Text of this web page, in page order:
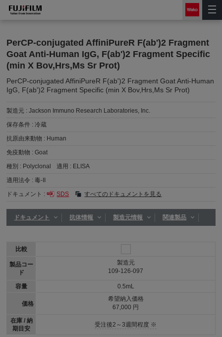
PerCP-conjugated AffiniPureR F(ab')2 Fragment
Goat Anti-Human IgG, F(ab')2 Fragment Specific
(min X Bov,Hrs,Ms Sr Prot)
PerCP-conjugated AffiniPureR F(ab')2 Fragment Goat Anti-Human
IgG, F(ab')2 Fragment Specific (min X Bov,Hrs,Ms Sr Prot)
製造元 :Jackson Immuno Research Laboratories, Inc.
保存条件 :冷蔵
抗原由来動物 : Human
免疫動物 :Goat
種別 : Polyclonal 適用 : ELISA
適用法令 :毒-II
ドキュメント :
SDS すべてのドキュメントを見る
ドキュメント 抗体情報 製造元情報 関連製品
比較
製品コー
ド
容量
価格
在庫 / 納
期目安
製造元
109-126-097
0.5mL
希望納入価格
67,000 円
受注後2～3週間程度 ※